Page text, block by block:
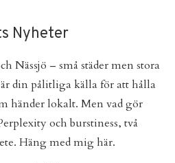
Nyheter
Nässjö – små städer men stora
din pålitliga källa för att hålla
händer lokalt. Men vad gör
och burstiness, två
Häng med mig här.